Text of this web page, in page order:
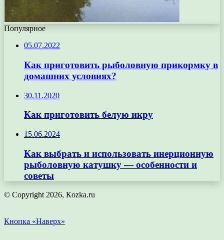
Популярное
05.07.2022
Как приготовить рыболовную прикормку в
домашних условиях?
30.11.2020
Как приготовить белую икру
15.06.2024
Как выбрать и использовать инерционную
рыболовную катушку — особенности и
советы
© Copyright 2026, Кozka.ru
Кнопка «Наверх»